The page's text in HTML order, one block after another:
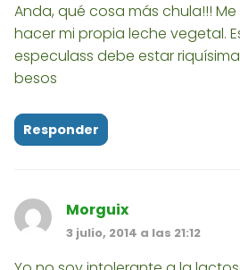
Anda, qué cosa más chula!!!
hacer mi propia leche vegetal.
especulass debe estar
besos
Responder
Morguix
3 julio, 2014 a las 21:12